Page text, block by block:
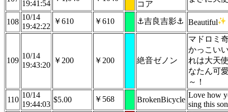
19:41:54 コア
108
10/14
19:42:22
￥610 ￥610 ⚓️吉良吉影⚓️ Beautiful
109
10/14
19:43:20
￥200 ￥200 絶音ゼノン
マドロミ
かっこい
れは大天
なたん可
～！
110
10/14
19:44:03
$5.00 ￥568 BrokenBicycle
Love how
sing this